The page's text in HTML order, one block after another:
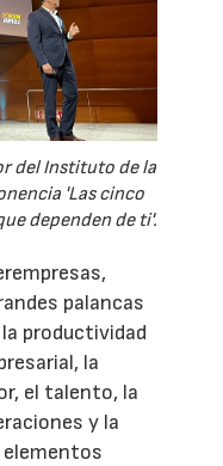
del Instituto de la
'Las cinco
dependen de ti'.
palancas
productividad
la
el talento, la
y la